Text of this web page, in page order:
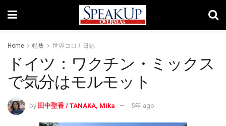
Home 特集 世界コロナ日誌
ドイツ：ワクチン・ミックス
で気分はモルモット
by 田中聖香 / TANAKA, Mika 5年 ago